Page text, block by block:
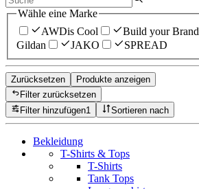
Wähle eine Marke
AWDis Cool
Build your Brand
Gildan
JAKO SPREAD
Zurücksetzen
Produkte anzeigen
Filter zurücksetzen
Filter hinzufügen1 Sortieren nach
Bekleidung
T-Shirts & Tops
T-Shirts
Tank Tops